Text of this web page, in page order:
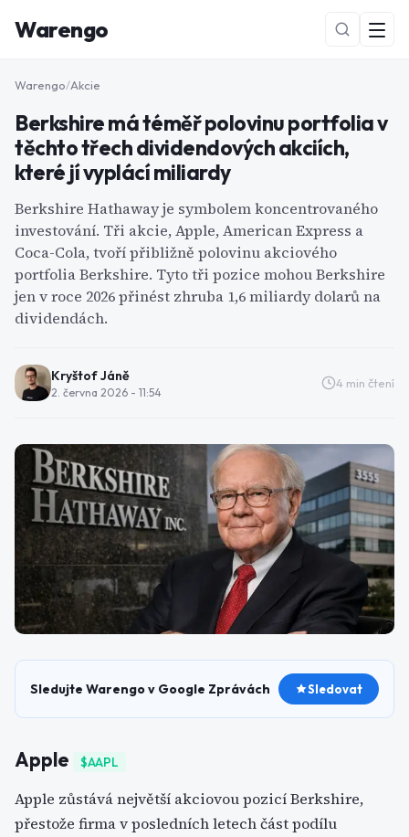
Warengo
NOVÉ
Warengo/Akcie
Berkshire má téměř polovinu portfolia v
těchto třech dividendových akciích,
které jí vyplácí miliardy
Berkshire Hathaway je symbolem koncentrovaného
investování. Tři akcie, Apple, American Express a
Coca-Cola, tvoří přibližně polovinu akciového
portfolia Berkshire. Tyto tři pozice mohou Berkshire
jen v roce 2026 přinést zhruba 1,6 miliardy dolarů na
dividendách.
Kryštof Jáně
2. června 2026 - 11:54
4 min čtení
Sledujte Warengo v Google Zprávách Sledovat
Apple $AAPL
Apple zůstává největší akciovou pozicí Berkshire,
přestože firma v posledních letech část podílu